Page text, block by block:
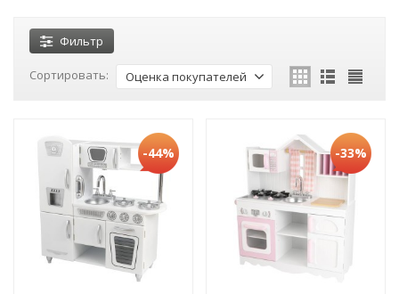
Фильтр
Сортировать: Оценка покупателей
-44% -33%